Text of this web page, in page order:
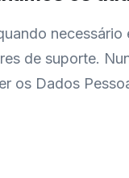
de suporte.
os Dados